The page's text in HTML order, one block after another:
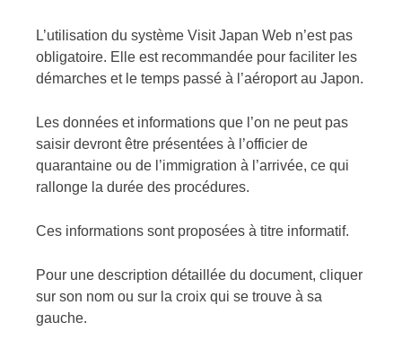
L’utilisation du système Visit Japan Web n’est pas
obligatoire. Elle est recommandée pour faciliter les
démarches et le temps passé à l’aéroport au Japon.
Les données et informations que l’on ne peut pas
saisir devront être présentées à l’officier de
quarantaine ou de l’immigration à l’arrivée, ce qui
rallonge la durée des procédures.
Ces informations sont proposées à titre informatif.
Pour une description détaillée du document, cliquer
sur son nom ou sur la croix qui se trouve à sa
gauche.